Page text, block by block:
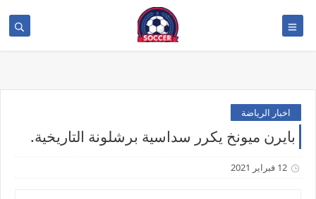
اخبار الرياضة
بايرن ميونخ يكرر سداسية برشلونة التاريخية.
12 فبراير 2021